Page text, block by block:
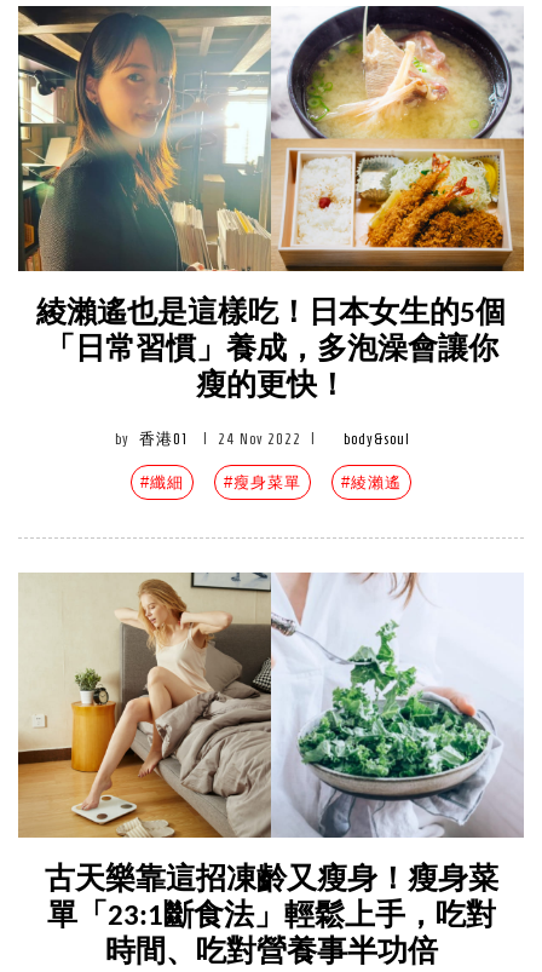
綾瀨遙也是這樣吃！日本女生的5個
「日常習慣」養成，多泡澡會讓你
瘦的更快！
by 香港01 24 Nov 2022 body&soul
#纖細 #瘦身菜單 #綾瀨遙
古天樂靠這招凍齡又瘦身！瘦身菜
單「23:1斷食法」輕鬆上手，吃對
時間、吃對營養事半功倍